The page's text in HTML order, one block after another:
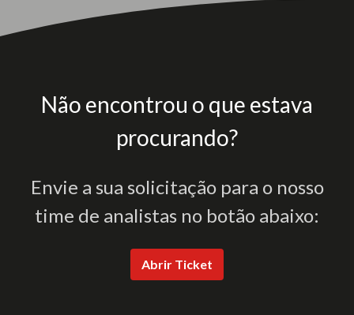
Não encontrou o que estava
procurando?
Envie a sua solicitação para o nosso
time de analistas no botão abaixo:
Abrir Ticket